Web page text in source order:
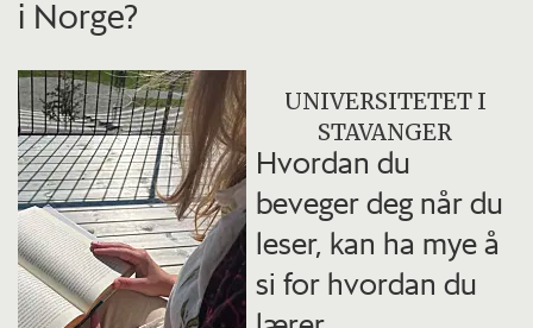
i Norge?
UNIVERSITETET I
STAVANGER
Hvordan du
beveger deg når du
leser, kan ha mye å
si for hvordan du